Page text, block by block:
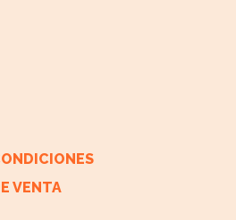
VENTA